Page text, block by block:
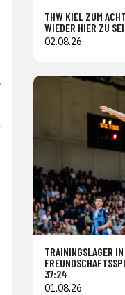
THW KIEL ZUM
WIEDER HIER ZU
02.08.26
TRAININGSLAGER
37:24
01.08.26